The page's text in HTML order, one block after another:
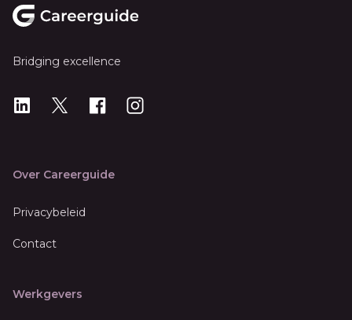
Bridging excellence
LinkedIn
X Instagram
Over Careerguide
Privacybeleid
Contact
Werkgevers